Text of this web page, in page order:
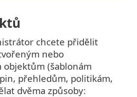
chcete přidělit
nebo
(šablonám
přehledům, politikám,
dvěma způsoby: